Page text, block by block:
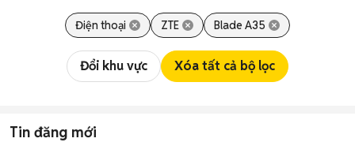
Điện thoại ZTE Blade A35
Đổi khu vực Xóa tất cả bộ lọc
Tin đăng mới